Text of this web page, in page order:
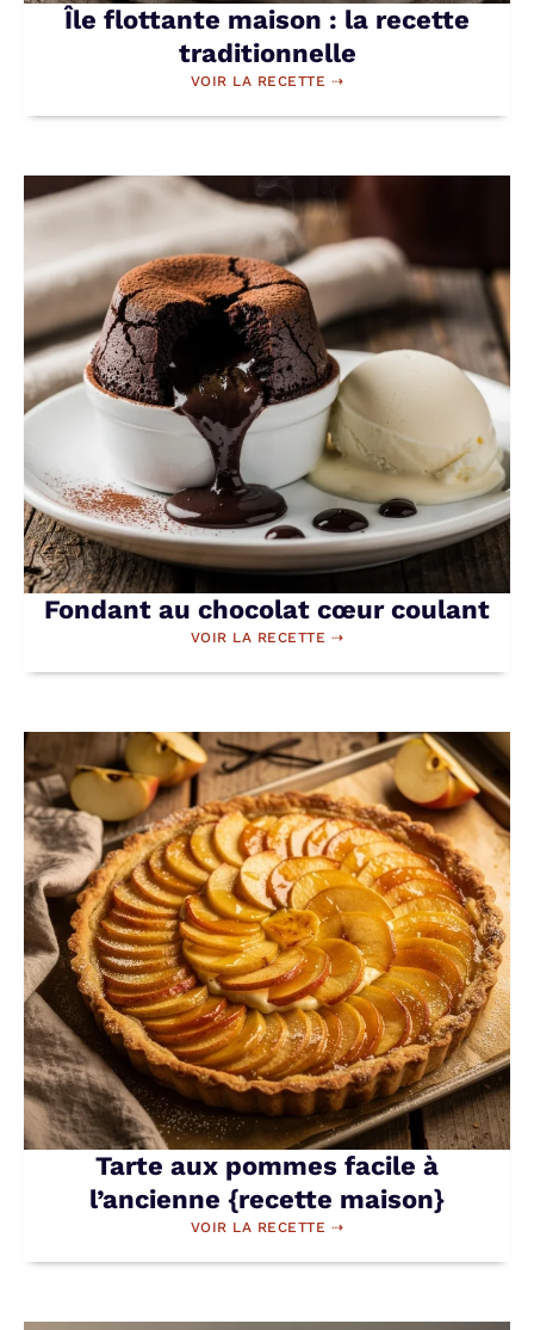
Île flottante maison : la recette
traditionnelle
VOIR LA RECETTE ⇢
Fondant au chocolat cœur coulant
VOIR LA RECETTE ⇢
Tarte aux pommes facile à
l’ancienne {recette maison}
VOIR LA RECETTE ⇢